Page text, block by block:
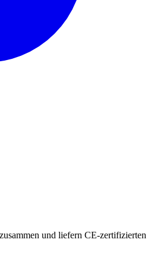
und liefern CE-zertifizierten